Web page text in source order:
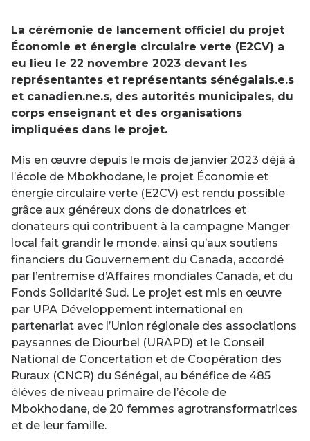
La cérémonie de lancement officiel du projet
Économie et énergie circulaire verte (E2CV) a
eu lieu le 22 novembre 2023 devant les
représentantes et représentants sénégalais.e.s
et canadien.ne.s, des autorités municipales, du
corps enseignant et des organisations
impliquées dans le projet.
Mis en œuvre depuis le mois de janvier 2023 déjà à
l’école de Mbokhodane, le projet Économie et
énergie circulaire verte (E2CV) est rendu possible
grâce aux généreux dons de donatrices et
donateurs qui contribuent à la campagne Manger
local fait grandir le monde, ainsi qu’aux soutiens
financiers du Gouvernement du Canada, accordé
par l’entremise d’Affaires mondiales Canada, et du
Fonds Solidarité Sud. Le projet est mis en œuvre
par UPA Développement international en
partenariat avec l’Union régionale des associations
paysannes de Diourbel (URAPD) et le Conseil
National de Concertation et de Coopération des
Ruraux (CNCR) du Sénégal, au bénéfice de 485
élèves de niveau primaire de l’école de
Mbokhodane, de 20 femmes agrotransformatrices
et de leur famille.